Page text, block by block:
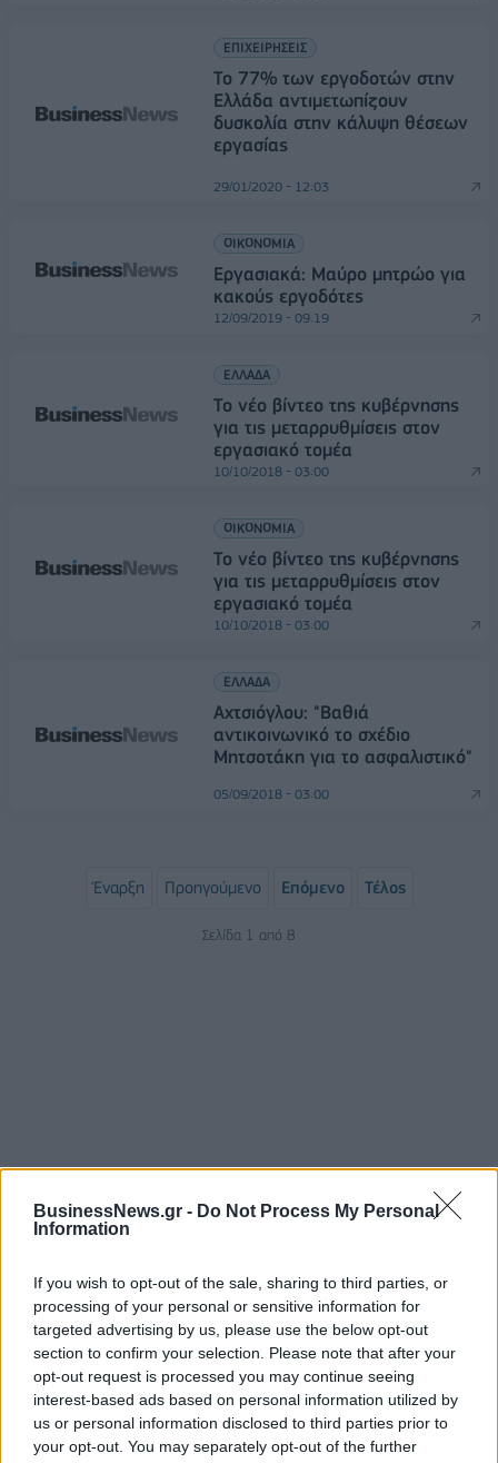
BusinessNews.gr - Do Not Process My Personal
Information
If you wish to opt-out of the sale, sharing to third parties, or
processing of your personal or sensitive information for
targeted advertising by us, please use the below opt-out
section to confirm your selection. Please note that after your
opt-out request is processed you may continue seeing
interest-based ads based on personal information utilized by
us or personal information disclosed to third parties prior to
your opt-out. You may separately opt-out of the further
ΕΠΙΧΕΙΡΗΣΕΙΣ
Το 77% των εργοδοτών στην
Ελλάδα αντιμετωπίζουν
δυσκολία στην κάλυψη θέσεων
εργασίας
29/01/2020 - 12:03
ΟΙΚΟΝΟΜΙΑ
Εργασιακά: Μαύρο μητρώο για
κακούς εργοδότες
12/09/2019 - 09:19
ΕΛΛΑΔΑ
Το νέο βίντεο της κυβέρνησης
για τις μεταρρυθμίσεις στον
εργασιακό τομέα
10/10/2018 - 03:00
ΟΙΚΟΝΟΜΙΑ
Το νέο βίντεο της κυβέρνησης
για τις μεταρρυθμίσεις στον
εργασιακό τομέα
10/10/2018 - 03:00
ΕΛΛΑΔΑ
Αχτσιόγλου: "Bαθιά
αντικοινωνικό το σχέδιο
Μητσοτάκη για το ασφαλιστικό"
05/09/2018 - 03:00
Έναρξη Προηγούμενο Επόμενο Τέλος
Σελίδα 1 από 8
ΡΟΗ ΕΙΔΗΣΕΩΝ
Ιός Δυτικού Νείλου: Στα 65 τα κρούσματα στην
Ελλάδα – 23 νέα μέσα σε μία εβδομάδα, έξι
θάνατοι
06/08/2026 - 08:54 ΕΛΛΑΔΑ
Disney: Πτώση 34,2% στα καθαρά κέρδη του
εννεαμήνου – Στα 7,28 δισ. δολάρια
06/08/2026 - 08:42 ΕΠΙΧΕΙΡΗΣΕΙΣ